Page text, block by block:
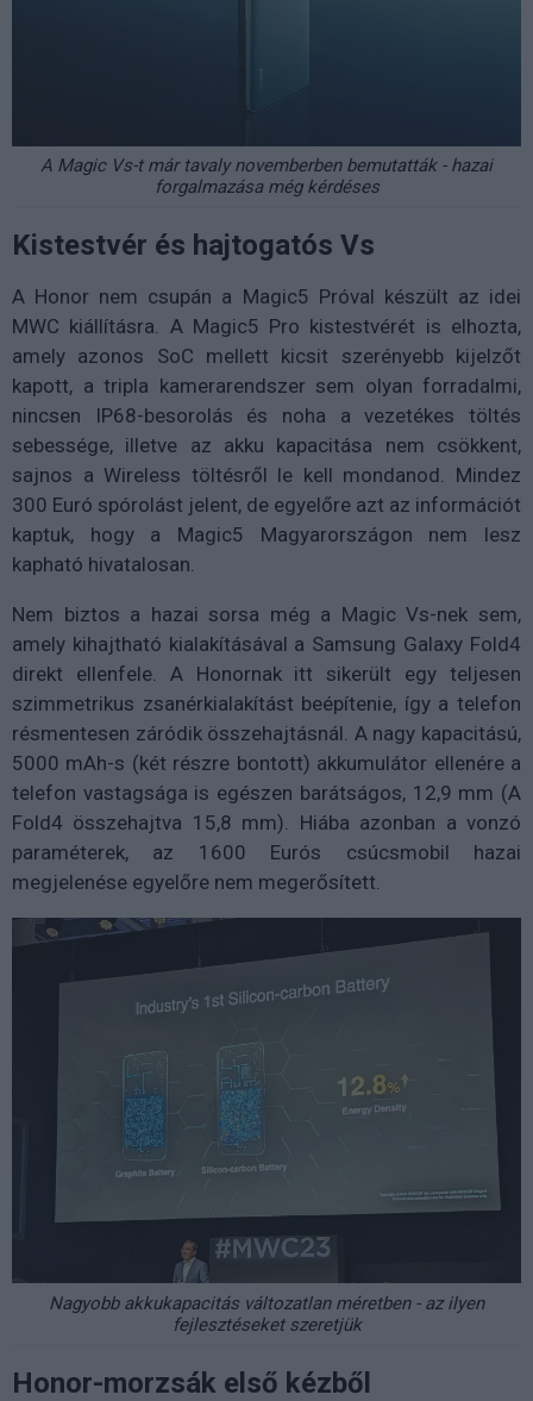
A Magic Vs-t már tavaly novemberben bemutatták - hazai
forgalmazása még kérdéses
Kistestvér és hajtogatós Vs
A Honor nem csupán a Magic5 Próval készült az idei
MWC kiállításra. A Magic5 Pro kistestvérét is elhozta,
amely azonos SoC mellett kicsit szerényebb kijelzőt
kapott, a tripla kamerarendszer sem olyan forradalmi,
nincsen IP68-besorolás és noha a vezetékes töltés
sebessége, illetve az akku kapacitása nem csökkent,
sajnos a Wireless töltésről le kell mondanod. Mindez
300 Euró spórolást jelent, de egyelőre azt az információt
kaptuk, hogy a Magic5 Magyarországon nem lesz
kapható hivatalosan.
Nem biztos a hazai sorsa még a Magic Vs-nek sem,
amely kihajtható kialakításával a Samsung Galaxy Fold4
direkt ellenfele. A Honornak itt sikerült egy teljesen
szimmetrikus zsanérkialakítást beépítenie, így a telefon
résmentesen záródik összehajtásnál. A nagy kapacitású,
5000 mAh-s (két részre bontott) akkumulátor ellenére a
telefon vastagsága is egészen barátságos, 12,9 mm (A
Fold4 összehajtva 15,8 mm). Hiába azonban a vonzó
paraméterek, az 1600 Eurós csúcsmobil hazai
megjelenése egyelőre nem megerősített.
Nagyobb akkukapacitás változatlan méretben - az ilyen
fejlesztéseket szeretjük
Honor-morzsák első kézből